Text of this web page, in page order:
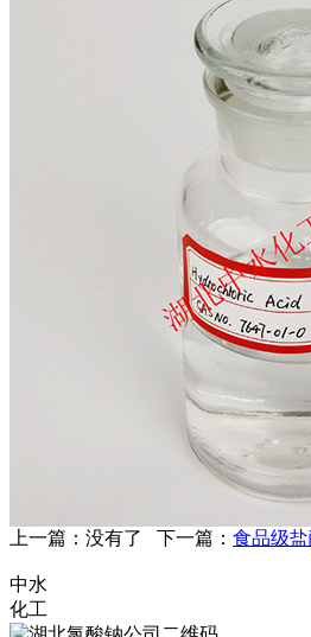
上一篇：没有了 下一篇： 食品级盐
中水
化工